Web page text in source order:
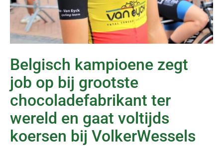
Belgisch kampioene zegt
job op bij grootste
chocoladefabrikant ter
wereld en gaat voltijds
koersen bij VolkerWessels